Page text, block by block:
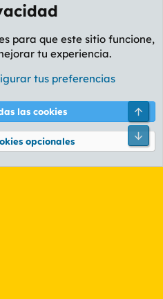
Política de privacidad Ayuda
2026 XenForo Ltd.
para que este sitio funcione,
tu experiencia.
tus preferencias
las cookies
opcionales
Pie